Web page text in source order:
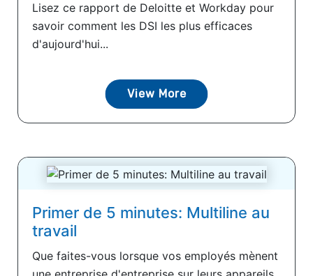
Lisez ce rapport de Deloitte et Workday pour
savoir comment les DSI les plus efficaces
d'aujourd'hui...
View More
Primer de 5 minutes: Multiline au
travail
Que faites-vous lorsque vos employés mènent